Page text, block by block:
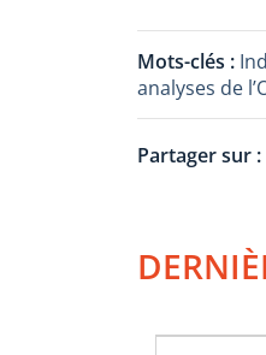
Mots-clés :
analyses de
Partager sur :